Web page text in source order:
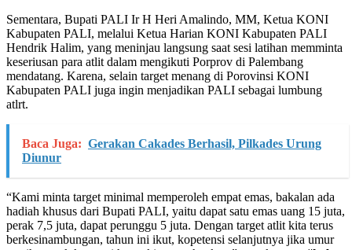
Sementara, Bupati PALI Ir H Heri Amalindo, MM, Ketua KONI
Kabupaten PALI, melalui Ketua Harian KONI Kabupaten PALI
Hendrik Halim, yang meninjau langsung saat sesi latihan memminta
keseriusan para atlit dalam mengikuti Porprov di Palembang
mendatang. Karena, selain target menang di Porovinsi KONI
Kabupaten PALI juga ingin menjadikan PALI sebagai lumbung
atlrt.
Baca Juga: Gerakan Cakades Berhasil, Pilkades Urung
Diunur
“Kami minta target minimal memperoleh empat emas, bakalan ada
hadiah khusus dari Bupati PALI, yaitu dapat satu emas uang 15 juta,
perak 7,5 juta, dapat perunggu 5 juta. Dengan target atlit kita terus
berkesinambungan, tahun ini ikut, kopetensi selanjutnya jika umur